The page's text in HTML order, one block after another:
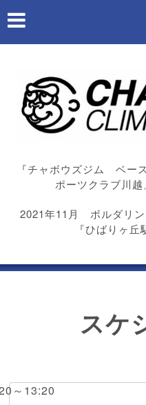
『チャボウズジム ベー
ポーツクラブ川
2021年11月 ボルダリ
『ひばりヶ
スケ
～13:20